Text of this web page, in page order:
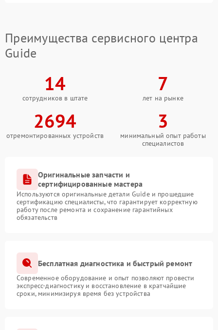
Преимущества сервисного центра
Guide
14
сотрудников в штате
7
лет на рынке
2694
отремонтированных устройств
3
минимальный опыт работы
специалистов
Оригинальные запчасти и
сертифицированные мастера
Используются оригинальные детали Guide и прошедшие
сертификацию специалисты, что гарантирует корректную
работу после ремонта и сохранение гарантийных
обязательств
Бесплатная диагностика и быстрый ремонт
Современное оборудование и опыт позволяют провести
экспресс-диагностику и восстановление в кратчайшие
сроки, минимизируя время без устройства